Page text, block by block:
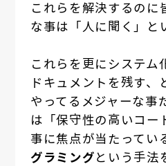
これらを解決するのに
な事は「人に聞く」と
これらを更にシステム
ドキュメントを残す、
やってるメジャーな事
は「保守性の高いコー
事に焦点が当たってい
グラミング という手法